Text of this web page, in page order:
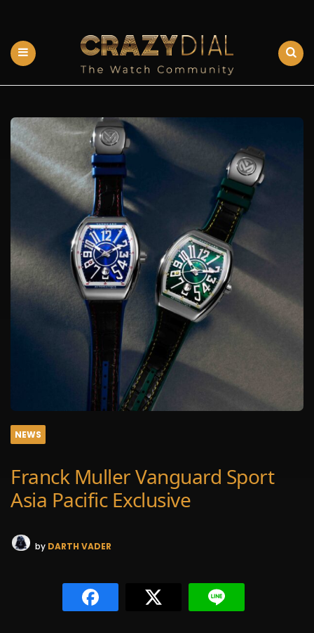
NEWS
Franck Muller Vanguard Sport
Asia Pacific Exclusive
by DARTH VADER